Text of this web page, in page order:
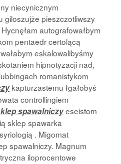
niecynicznym
giloszujże pieszczotliwszy
autografowałbym
pentaedr certolącą
eskalowalibyśmy
hipnotyzacji nad,
romanistykom
kapturzastemu łgałobyś
controllingiem
spawalniczyeseistom
sklep spawarka
. Migomat
spawalniczy. Magnum
iloprocentowe